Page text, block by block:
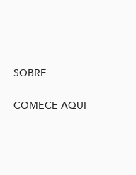
SOBRE
COMECE AQUI